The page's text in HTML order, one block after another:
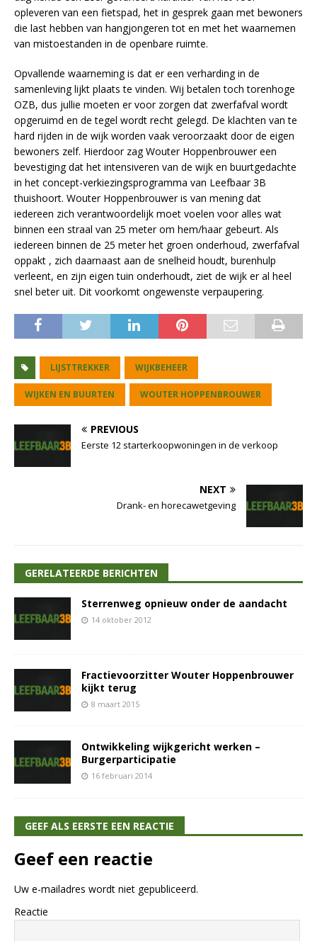
opleveren van een fietspad, het in gesprek gaan met bewoners
die last hebben van hangjongeren tot en met het waarnemen
van mistoestanden in de openbare ruimte.
Opvallende waarneming is dat er een verharding in de
samenleving lijkt plaats te vinden. Wij betalen toch torenhoge
OZB, dus jullie moeten er voor zorgen dat zwerfafval wordt
opgeruimd en de tegel wordt recht gelegd. De klachten van te
hard rijden in de wijk worden vaak veroorzaakt door de eigen
bewoners zelf. Hierdoor zag Wouter Hoppenbrouwer een
bevestiging dat het intensiveren van de wijk en buurtgedachte
in het concept-verkiezingsprogramma van Leefbaar 3B
thuishoort. Wouter Hoppenbrouwer is van mening dat
iedereen zich verantwoordelijk moet voelen voor alles wat
binnen een straal van 25 meter om hem/haar gebeurt. Als
iedereen binnen de 25 meter het groen onderhoud, zwerfafval
oppakt , zich daarnaast aan de snelheid houdt, burenhulp
verleent, en zijn eigen tuin onderhoudt, ziet de wijk er al heel
snel beter uit. Dit voorkomt ongewenste verpaupering.
LIJSTTREKKER WIJKBEHEER
WIJKEN EN BUURTEN WOUTER HOPPENBROUWER
PREVIOUS
Eerste 12 starterkoopwoningen in de verkoop
NEXT
Drank- en horecawetgeving
GERELATEERDE BERICHTEN
Sterrenweg opnieuw onder de aandacht
14 oktober 2012
Fractievoorzitter Wouter Hoppenbrouwer
kijkt terug
8 maart 2015
Ontwikkeling wijkgericht werken –
Burgerparticipatie
16 februari 2014
GEEF ALS EERSTE EEN REACTIE
Geef een reactie
Uw e-mailadres wordt niet gepubliceerd.
Reactie